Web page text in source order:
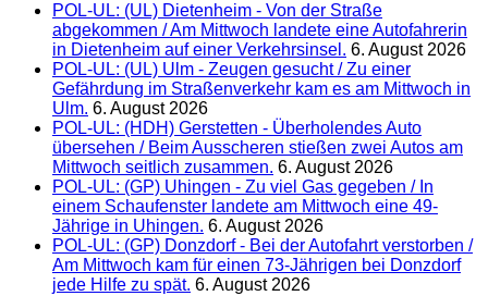
POL-UL: (UL) Dietenheim - Von der Straße
abgekommen / Am Mittwoch landete eine Autofahrerin
in Dietenheim auf einer Verkehrsinsel. 6. August 2026
POL-UL: (UL) Ulm - Zeugen gesucht / Zu einer
Gefährdung im Straßenverkehr kam es am Mittwoch in
Ulm. 6. August 2026
POL-UL: (HDH) Gerstetten - Überholendes Auto
übersehen / Beim Ausscheren stießen zwei Autos am
Mittwoch seitlich zusammen. 6. August 2026
POL-UL: (GP) Uhingen - Zu viel Gas gegeben / In
einem Schaufenster landete am Mittwoch eine 49-
Jährige in Uhingen. 6. August 2026
POL-UL: (GP) Donzdorf - Bei der Autofahrt verstorben /
Am Mittwoch kam für einen 73-Jährigen bei Donzdorf
jede Hilfe zu spät. 6. August 2026